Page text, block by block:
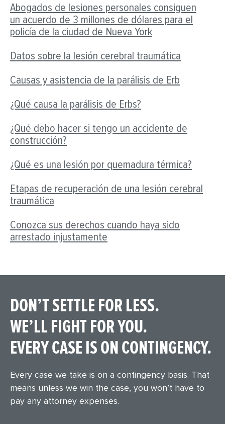
Abogados de lesiones personales consiguen
un acuerdo de 3 millones de dólares para el
policía de la ciudad de Nueva York
Datos sobre la lesión cerebral traumática
Causas y asistencia de la parálisis de Erb
¿Qué causa la parálisis de Erbs?
¿Qué debo hacer si tengo un accidente de
construcción?
¿Qué es una lesión por quemadura térmica?
Etapas de recuperación de una lesión cerebral
traumática
Conozca sus derechos cuando haya sido
arrestado injustamente
DON’T SETTLE FOR LESS.
WE’LL FIGHT FOR YOU.
EVERY CASE IS ON CONTINGENCY.
Every case we take is on a contingency basis. That
means unless we win the case, you won’t have to
pay any attorney expenses.